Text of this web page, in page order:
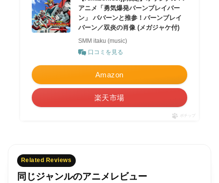
アニメ「勇気爆発バーンブレイバー
ン」 ババーンと推参！バーンブレイ
バーン／双炎の肖像 (メガジャケ付)
SMM itaku (music)
口コミを見る
Amazon
楽天市場
ポチップ
Related Reviews
同じジャンルのアニメレビュー